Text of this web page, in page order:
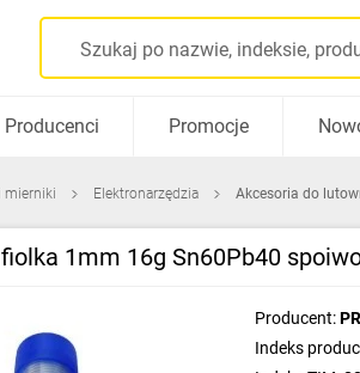
Producenci Promocje
mierniki Elektronarzędzia Akcesoria do
fiolka 1mm 16g Sn60Pb40
Producent:
Indeks